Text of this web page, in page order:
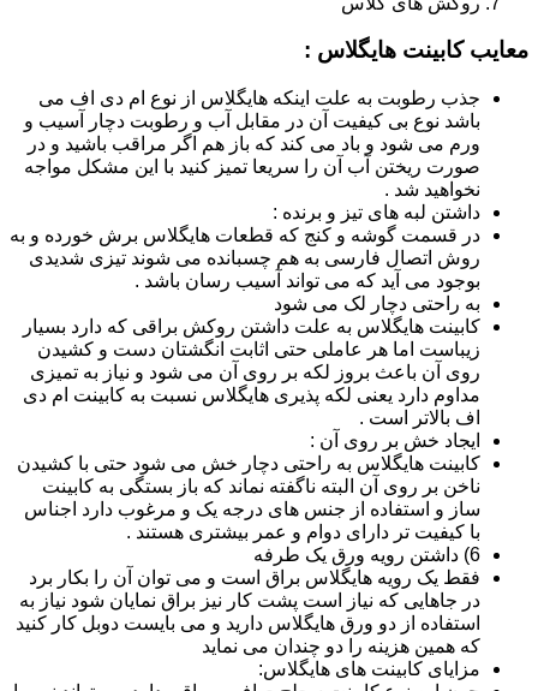
معایب کابینت هایگلاس :
جذب رطوبت به علت اینکه هایگلاس از نوع ام دی اف می
باشد نوع بی کیفیت آن در مقابل آب و رطوبت دچار آسیب و
ورم می شود و باد می کند که باز هم اگر مراقب باشید و در
صورت ریختن آب آن را سریعا تمیز کنید با این مشکل مواجه
نخواهید شد .
داشتن لبه های تیز و برنده :
در قسمت گوشه و کنج که قطعات هایگلاس برش خورده و به
روش اتصال فارسی به هم چسبانده می شوند تیزی شدیدی
بوجود می آید که می تواند آسیب رسان باشد .
به راحتی دچار لک می شود
کابینت هایگلاس به علت داشتن روکش براقی که دارد بسیار
زیباست اما هر عاملی حتی اثابت انگشتان دست و کشیدن
روی آن باعث بروز لکه بر روی آن می شود و نیاز به تمیزی
مداوم دارد یعنی لکه پذیری هایگلاس نسبت به کابینت ام دی
اف بالاتر است .
ایجاد خش بر روی آن :
کابینت هایگلاس به راحتی دچار خش می شود حتی با کشیدن
ناخن بر روی آن البته ناگفته نماند که باز بستگی به کابینت
ساز و استفاده از جنس های درجه یک و مرغوب دارد اجناس
با کیفیت تر دارای دوام و عمر بیشتری هستند .
6) داشتن رویه ورق یک طرفه
فقط یک رویه هایگلاس براق است و می توان آن را بکار برد
در جاهایی که نیاز است پشت کار نیز براق نمایان شود نیاز به
استفاده از دو ورق هایگلاس دارید و می بایست دوبل کار کنید
که همین هزینه را دو چندان می نماید
مزایای کابینت های هایگلاس: